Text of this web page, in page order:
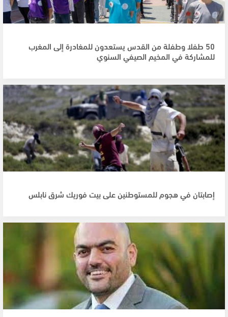
50 طفلا وطفلة من القدس يستعدون للمغادرة إلى المغرب
للمشاركة في المخيم الصيفي السنوي
إصابتان في هجوم للمستوطنين على بيت فوريك شرق نابلس